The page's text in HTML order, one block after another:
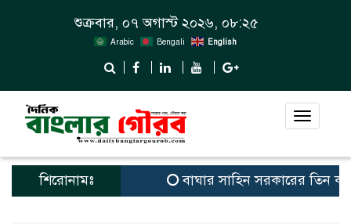
শুক্রবার, ০৭ অগাস্ট ২০২৬, ০৮:২৫
Arabic Bengali English
Toggle
শিরোনামঃ বাঘার সাহিন সরকারের তিন